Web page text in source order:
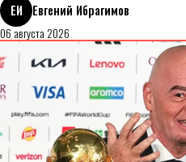
ЕИ
Евгений Ибрагимов
06 августа 2026